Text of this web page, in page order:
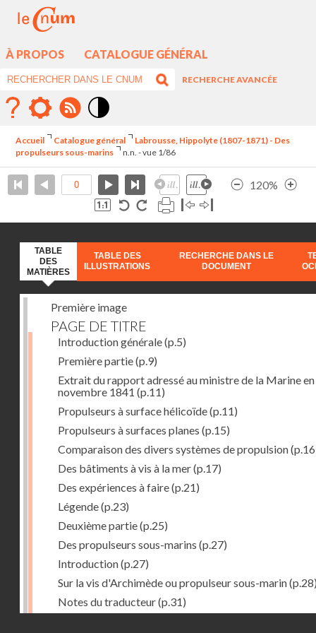
À PROPOS CATALOGUE GÉNÉRAL
RECHERCHE AVANCÉE
élévé
Accueil Catalogue général
Labrousse, Hippolyte (1807-1871) - Des
propulseurs sous-marins
n.n. - vue 1/86
120%
TABLE
DES
MATIÈRES
TABLE DES
ILLUSTRATIONS
RECHERCHE DANS LE
DOCUMENT
Première image
PAGE DE TITRE
Introduction générale(p.5)
Première partie(p.9)
Extrait du rapport adressé au ministre de la Marine en
novembre 1841 (p.11)
Propulseurs à surface hélicoïde(p.11)
Propulseurs à surfaces planes (p.15)
Comparaison des divers systèmes de propulsion
Des bâtiments à vis à la mer(p.17)
Des expériences à faire(p.21)
Légende(p.23)
Deuxième partie(p.25)
Des propulseurs sous-marins (p.27)
Introduction(p.27)
Sur la vis d'Archimède ou propulseur sous-marin
Notes du traducteur(p.31)